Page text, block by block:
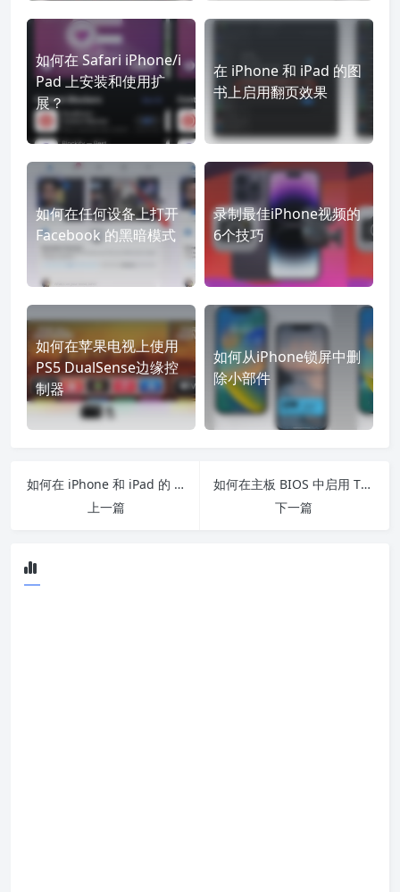
如何在 Safari iPhone/i
Pad 上安装和使用扩
展？
在 iPhone 和 iPad 的图
书上启用翻页效果
如何在任何设备上打开
Facebook 的黑暗模式
录制最佳iPhone视频的
6个技巧
如何在苹果电视上使用
PS5 DualSense边缘控
制器
如何从iPhone锁屏中删
除小部件
如何在 iPhone 和 iPad 的 Safari 中创建自定义收藏夹文件夹？
上一篇
如何在主板 BIOS 中启用 TPM 2.0？
下一篇